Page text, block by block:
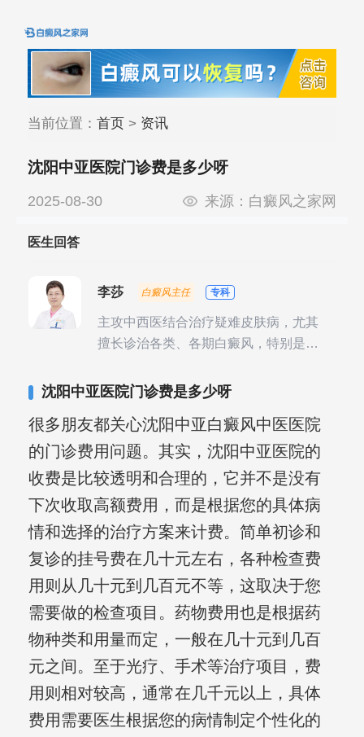
当前位置： 首页> 资讯
沈阳中亚医院门诊费是多少呀
2025-08-30 来源： 白癜风之家网
医生回答
李莎 白癜风主任 专科
主攻中西医结合治疗疑难皮肤病，尤其
擅长诊治各类、各期白癜风，特别是对
复发期;临床运用中医的辨证施治，理法
沈阳中亚医院门诊费是多少呀
很多朋友都关心沈阳中亚白癜风中医医院
的门诊费用问题。其实，沈阳中亚医院的
收费是比较透明和合理的，它并不是没有
下次收取高额费用，而是根据您的具体病
情和选择的治疗方案来计费。简单初诊和
复诊的挂号费在几十元左右，各种检查费
用则从几十元到几百元不等，这取决于您
需要做的检查项目。药物费用也是根据药
物种类和用量而定，一般在几十元到几百
元之间。至于光疗、手术等治疗项目，费
用则相对较高，通常在几千元以上，具体
费用需要医生根据您的病情制定个性化的